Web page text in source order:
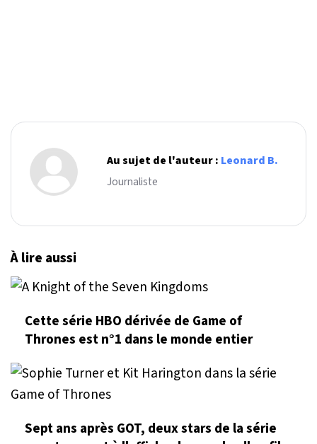
Au sujet de l'auteur : Leonard B.
Journaliste
À lire aussi
Cette série HBO dérivée de Game of
Thrones est n°1 dans le monde entier
Sept ans après GOT, deux stars de la série